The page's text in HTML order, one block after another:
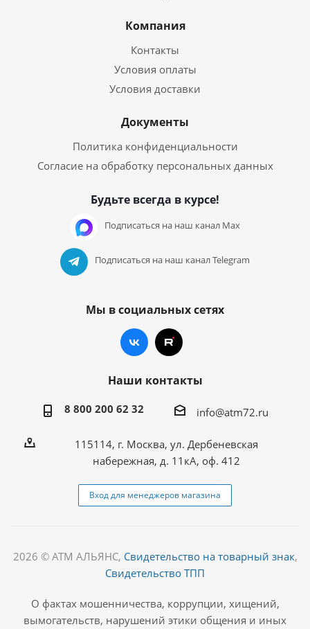
Компания
Контакты
Условия оплаты
Условия доставки
Документы
Политика конфиденциальности
Согласие на обработку персональных данных
Будьте всегда в курсе!
Подписаться на наш канал Max
Подписаться на наш канал Telegram
Мы в социальных сетях
Наши контакты
8 800 200 62 32 info@atm72.ru
115114, г. Москва, ул. Дербеневская
набережная, д. 11кА, оф. 412
Вход для менеджеров магазина
2026 © АТМ АЛЬЯНС, Свидетельство на товарный знак,
Свидетельство ТПП
О фактах мошенничества, коррупции, хищений,
вымогательств, нарушений этики общения и иных